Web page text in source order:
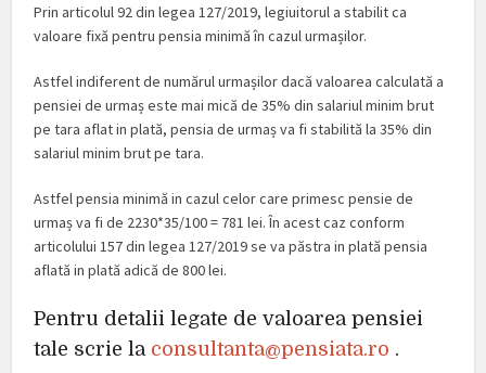
Prin articolul 92 din legea 127/2019, legiuitorul a stabilit ca
valoare fixă pentru pensia minimă în cazul urmașilor.
Astfel indiferent de numărul urmașilor dacă valoarea calculată a
pensiei de urmaș este mai mică de 35% din salariul minim brut
pe tara aflat in plată, pensia de urmaș va fi stabilită la 35% din
salariul minim brut pe tara.
Astfel pensia minimă in cazul celor care primesc pensie de
urmaș va fi de 2230*35/100 = 781 lei. În acest caz conform
articolului 157 din legea 127/2019 se va păstra in plată pensia
aflată in plată adică de 800 lei.
Pentru detalii legate de valoarea pensiei
tale scrie la consultanta@pensiata.ro .